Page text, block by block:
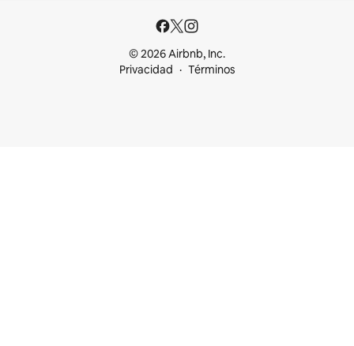
© 2026 Airbnb, Inc.
Privacidad
Términos